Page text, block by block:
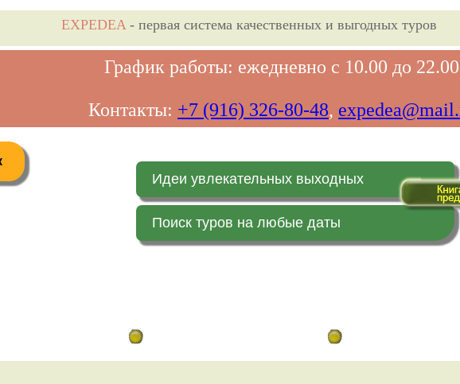
EXPEDEA- первая система качественных и выгодных туров
График работы: ежедневно с 10.00 до 22.00
Контакты: +7 (916) 326-80-48,
Идеи увлекательных выходных
Поиск туров на любые даты